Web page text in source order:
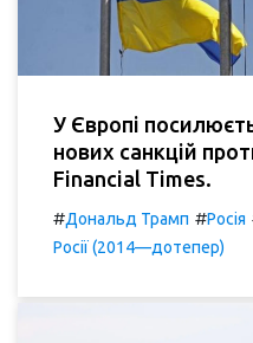
У Європі
нових санкцій
Financial Times.
#Дональд Трамп #Росія
Росії (2014—дотепер)